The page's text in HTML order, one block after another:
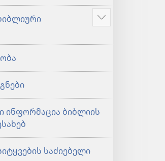
ქვეყნიერების
თარგმანი“თარგმანი“
აჩვენეთ
ინფორმაცია ბიბლიის
საძიებელი